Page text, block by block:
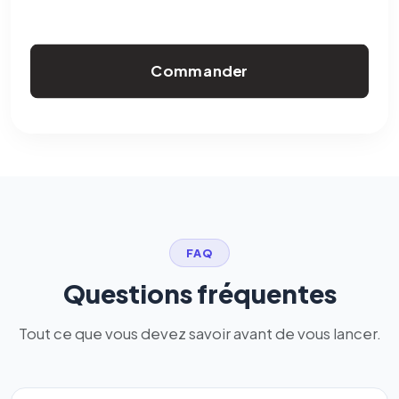
Commander
FAQ
Questions fréquentes
Tout ce que vous devez savoir avant de vous lancer.